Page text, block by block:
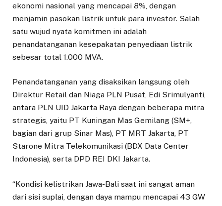
ekonomi nasional yang mencapai 8%, dengan
menjamin pasokan listrik untuk para investor. Salah
satu wujud nyata komitmen ini adalah
penandatanganan kesepakatan penyediaan listrik
sebesar total 1.000 MVA.
Penandatanganan yang disaksikan langsung oleh
Direktur Retail dan Niaga PLN Pusat, Edi Srimulyanti,
antara PLN UID Jakarta Raya dengan beberapa mitra
strategis, yaitu PT Kuningan Mas Gemilang (SM+,
bagian dari grup Sinar Mas), PT MRT Jakarta, PT
Starone Mitra Telekomunikasi (BDX Data Center
Indonesia), serta DPD REI DKI Jakarta.
“Kondisi kelistrikan Jawa-Bali saat ini sangat aman
dari sisi suplai, dengan daya mampu mencapai 43 GW